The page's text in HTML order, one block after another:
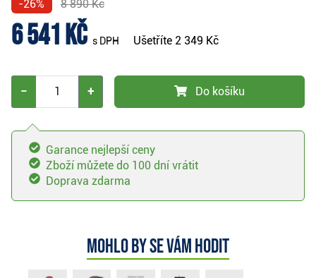
-26% 8 890 Kč
6 541 Kč s DPH Ušetříte 2 349 Kč
− + Do košíku
Garance nejlepší ceny
Zboží můžete do 100 dní vrátit
Doprava zdarma
Mohlo by se vám hodit